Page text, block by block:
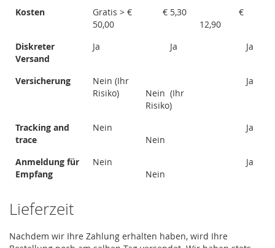
Kosten
Gratis > €
50,00
€ 5,30
€
12,90
Diskreter
Versand
Ja Ja Ja
Versicherung
Nein (Ihr
Risiko)
Nein (Ihr
Risiko)
Ja
Tracking and
trace
Nein
Nein
Ja
Anmeldung für
Empfang
Nein
Nein
Ja
Lieferzeit
Nachdem wir Ihre Zahlung erhalten haben, wird Ihre